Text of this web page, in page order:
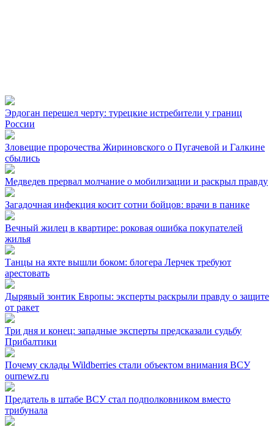
Эрдоган перешел черту: турецкие истребители у границ
России
Зловещие пророчества Жириновского о Пугачевой и Галкине
сбылись
Медведев прервал молчание о мобилизации и раскрыл правду
Загадочная инфекция косит сотни бойцов: врачи в панике
Вечный жилец в квартире: роковая ошибка покупателей
жилья
Танцы на яхте вышли боком: блогера Лерчек требуют
арестовать
Дырявый зонтик Европы: эксперты раскрыли правду о защите
от ракет
Три дня и конец: западные эксперты предсказали судьбу
Прибалтики
Почему склады Wildberries стали объектом внимания ВСУ
ournewz.ru
Предатель в штабе ВСУ стал подполковником вместо
трибунала